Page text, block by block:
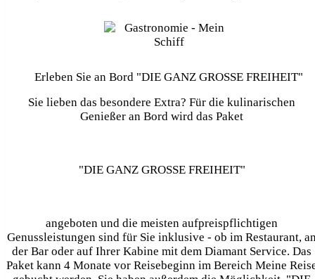
Erleben Sie an Bord "DIE GANZ GROSSE FREIHEIT"
Sie lieben das besondere Extra? Für die kulinarischen
Genießer an Bord wird das Paket
"DIE GANZ GROSSE FREIHEIT"
angeboten und die meisten aufpreispflichtigen
Genussleistungen sind für Sie inklusive - ob im Restaurant,
der Bar oder auf Ihrer Kabine mit dem Diamant Service. Das
Paket kann 4 Monate vor Reisebeginn im Bereich Meine